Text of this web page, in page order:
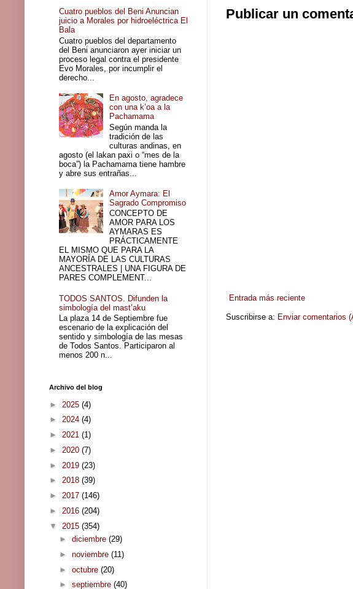
Publicar un
Entrada más reciente
Suscribirse a: Enviar comentarios
Cuatro pueblos del Beni Anuncian
juicio a Morales por hidroeléctrica El
Bala
Cuatro pueblos del departamento
del Beni anunciaron ayer iniciar un
proceso legal contra el presidente
Evo Morales, por incumplir el
derecho...
En agosto, agradece
con una k’oa a la
Pachamama
Según manda la
tradición de las
culturas andinas, en
agosto (el lakan paxi o “mes de la
boca”) la Pachamama tiene hambre
y abre sus entrañas...
Amor Aymara: El
Sagrado Compromiso
CONCEPTO DE
AMOR PARA LOS
AYMARAS ES
PRÁCTICAMENTE
EL MISMO QUE PARA LA
MAYORÍA DE LAS CULTURAS
ANCESTRALES | UNA FIGURA DE
PARES COMPLEMENT...
TODOS SANTOS. Difunden la
simbología del mast’aku
La plaza 14 de Septiembre fue
escenario de la explicación del
sentido y simbología de las mesas
de Todos Santos. Participaron al
menos 200 n...
Archivo del blog
► 2025 (4)
► 2024 (4)
► 2021 (1)
► 2020 (7)
► 2019 (23)
► 2018 (39)
► 2017 (146)
► 2016 (204)
▼ 2015 (354)
► diciembre (29)
► noviembre (11)
► octubre (20)
► septiembre (40)